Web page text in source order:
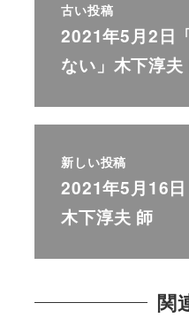
古い投稿
2021年5月2日
ない」木下淳夫
新しい投稿
2021年5月16日
木下淳夫 師
関